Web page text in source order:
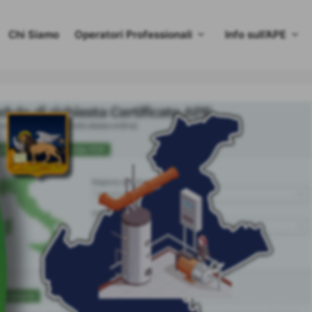
Chi Siamo Operatori Professionali Info sull’APE